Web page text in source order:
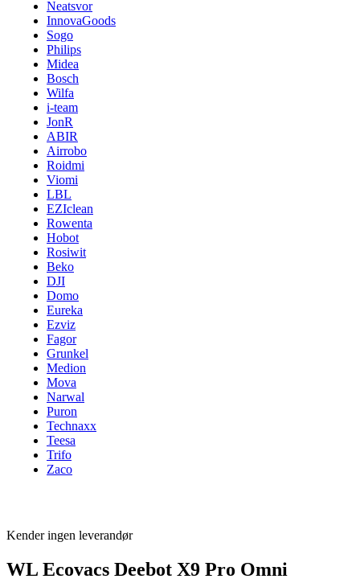
Neatsvor
InnovaGoods
Sogo
Philips
Midea
Bosch
Wilfa
i-team
JonR
ABIR
Airrobo
Roidmi
Viomi
LBL
EZIclean
Rowenta
Hobot
Rosiwit
Beko
DJI
Domo
Eureka
Ezviz
Fagor
Grunkel
Medion
Mova
Narwal
Puron
Technaxx
Teesa
Trifo
Zaco
Kender ingen leverandør
WL Ecovacs Deebot X9 Pro Omni